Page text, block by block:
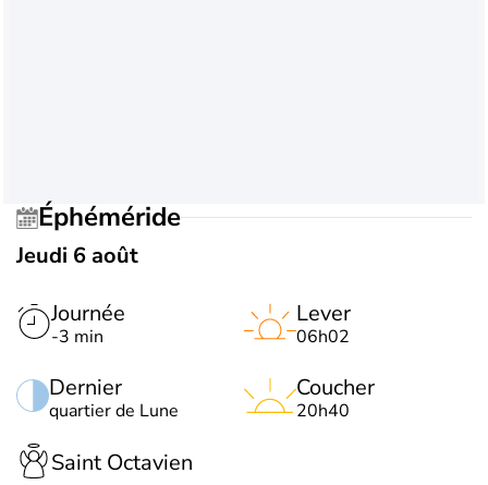
Éphéméride
Jeudi 6 août
Journée
-3 min
Dernier
quartier de Lune
Lever
06h02
Coucher
20h40
Saint Octavien